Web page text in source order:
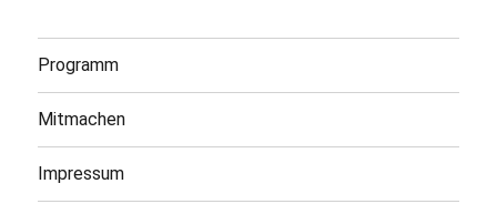
Programm
Mitmachen
Impressum